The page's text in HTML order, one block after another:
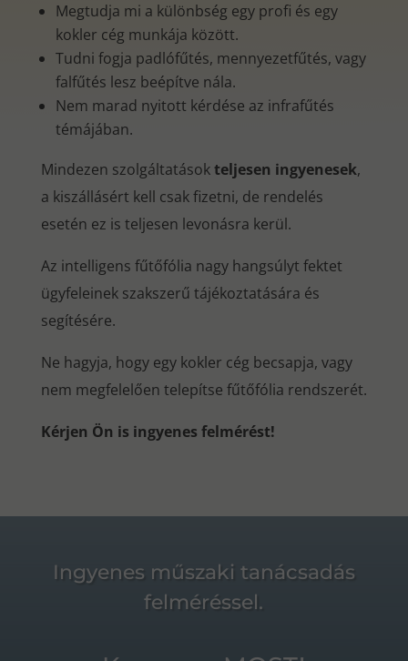
Megtudja mi a különbség egy profi és egy
kokler cég munkája között.
Tudni fogja padlófűtés, mennyezetfűtés, vagy
falfűtés lesz beépítve nála.
Nem marad nyitott kérdése az infrafűtés
témájában.
Mindezen szolgáltatásokteljesen ingyenesek,
a kiszállásért kell csak fizetni, de rendelés
esetén ez is teljesen levonásra kerül.
Az intelligens fűtőfólia nagy hangsúlyt fektet
ügyfeleinek szakszerű tájékoztatására és
segítésére.
Ne hagyja, hogy egy kokler cég becsapja, vagy
nem megfelelően telepítse fűtőfólia rendszerét.
Kérjen Ön is ingyenes felmérést!
Ingyenes műszaki tanácsadás
felméréssel.